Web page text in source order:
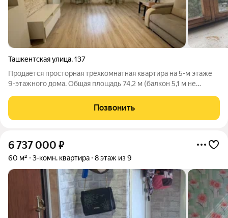
Ташкентская улица,137
Продаётся просторная трёхкомнатная квартира на 5-м этаже
9-этажного дома. Общая площадь 74,2 м (балкон 5,1 м не
санузел раздельный, просторный коридор 16,3 м. В комнатах
выполнен
Позвонить
6 737 000 ₽
60 м² 3-комн. квартира 8 этаж из 9